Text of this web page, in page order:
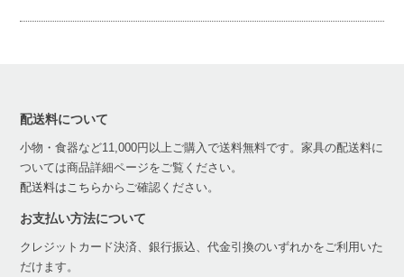
配送料について
小物・食器など11,000円以上ご購入で送料無料です。家具の配送料に
ついては商品詳細ページをご覧ください。
配送料はこちらからご確認ください。
お支払い方法について
クレジットカード決済、銀行振込、代金引換のいずれかをご利用いた
だけます。